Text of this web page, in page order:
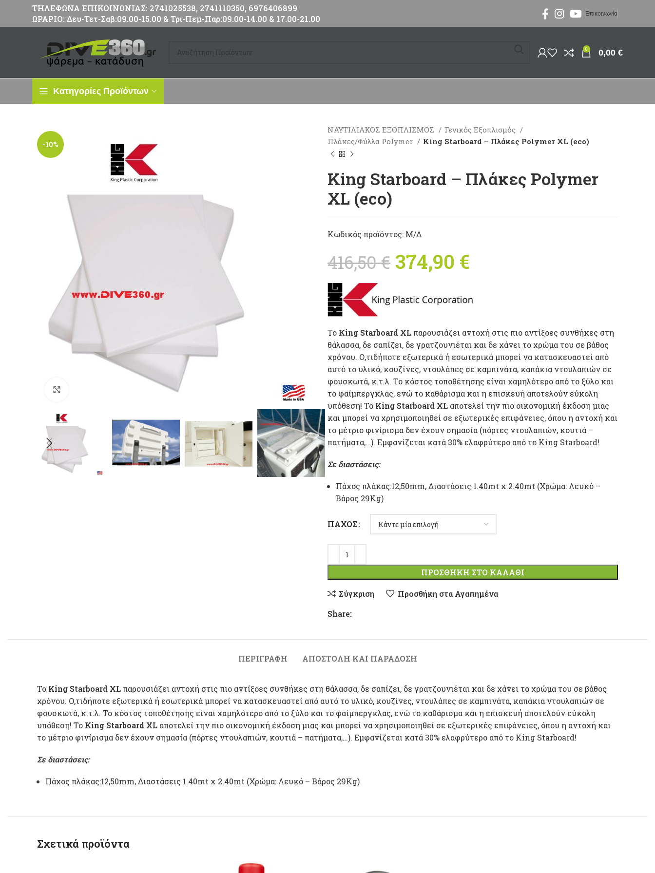
ΤΗΛΕΦΩΝΑ ΕΠΙΚΟΙΝΩΝΙΑΣ: 2741025538, 2741110350, 6976406899
ΩΡΑΡΙΟ: Δευ-Τετ-Σαβ:09.00-15.00 & Τρι-Πεμ-Παρ:09.00-14.00 & 17.00-21.00
Επικοινωνία
0 0,00 €
Κατηγορίες Προϊόντων
-10%
ΝΑΥΤΙΛΙΑΚΟΣ ΕΞΟΠΛΙΣΜΟΣ
Γενικός Εξοπλισμός
Πλάκες/Φύλλα Polymer
King Starboard – Πλάκες Polymer XL (eco)
King Starboard – Πλάκες Polymer
XL (eco)
Κωδικός προϊόντος: Μ/Δ
416,50€ Original price was:
374,90 €
374,90 €.
To King Starboard XL παρουσιάζει αντοχή στις πιο αντίξοες συνθήκες στη
θάλασσα, δε σαπίζει, δε γρατζουνιέται και δε χάνει το χρώμα του σε βάθος
χρόνου. Ο,τιδήποτε εξωτερικά ή εσωτερικά μπορεί να κατασκευαστεί από
αυτό το υλικό, κουζίνες, ντουλάπες σε καμπινάτα, καπάκια ντουλαπιών σε
φουσκωτά, κ.τ.λ. Το κόστος τοποθέτησης είναι χαμηλότερο από το ξύλο και
το φαίμπεργκλας, ενώ το καθάρισμα και η επισκευή αποτελούν εύκολη
υπόθεση! To King Starboard XL αποτελεί την πιο οικονομική έκδοση μιας
και μπορεί να χρησιμοποιηθεί σε εξωτερικές επιφάνειες, όπου η αντοχή και
το μέτριο φινίρισμα δεν έχουν σημασία (πόρτες ντουλαπιών, κουτιά –
πατήματα,…). Εμφανίζεται κατά 30% ελαφρύτερο από το King Starboard!
Σε διαστάσεις:
Πάχος πλάκας:12,50mm, Διαστάσεις 1.40mt x 2.40mt (Χρώμα: Λευκό –
Βάρος 29Kg)
ΠΆΧΟΣ
ΠΡΟΣΘΉΚΗ ΣΤΟ ΚΑΛΆΘΙ
Σύγκριση
Προσθήκη στα Αγαπημένα
Share:
ΠΕΡΙΓΡΑΦΉ ΑΠΟΣΤΟΛΉ ΚΑΙ ΠΑΡΆΔΟΣΗ
To King Starboard XL παρουσιάζει αντοχή στις πιο αντίξοες συνθήκες στη θάλασσα, δε σαπίζει, δε γρατζουνιέται και δε χάνει το χρώμα του σε βάθος
χρόνου. Ο,τιδήποτε εξωτερικά ή εσωτερικά μπορεί να κατασκευαστεί από αυτό το υλικό, κουζίνες, ντουλάπες σε καμπινάτα, καπάκια ντουλαπιών σε
φουσκωτά, κ.τ.λ. Το κόστος τοποθέτησης είναι χαμηλότερο από το ξύλο και το φαίμπεργκλας, ενώ το καθάρισμα και η επισκευή αποτελούν εύκολη
υπόθεση! To King Starboard XL αποτελεί την πιο οικονομική έκδοση μιας και μπορεί να χρησιμοποιηθεί σε εξωτερικές επιφάνειες, όπου η αντοχή και
το μέτριο φινίρισμα δεν έχουν σημασία (πόρτες ντουλαπιών, κουτιά – πατήματα,…). Εμφανίζεται κατά 30% ελαφρύτερο από το King Starboard!
Σε διαστάσεις:
Πάχος πλάκας:12,50mm, Διαστάσεις 1.40mt x 2.40mt (Χρώμα: Λευκό – Βάρος 29Kg)
Σχετικά προϊόντα